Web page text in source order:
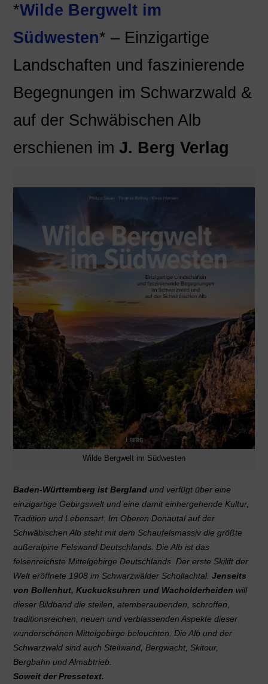
*Wilde Bergwelt im
Südwesten* – Einzigartige
Landschaften und faszinierende
Begegnungen im Schwarzwald &
auf der Schwäbischen Alb
erschienen im J. Berg Verlag
Wilde Bergwelt im Südwesten
Baden-Württemberg ist Berglandund verfügt über eine
einzigartige Gebirgswelt und eine damit einhergehende Kultur,
Tradition und Lebensart. Im Oberen Donautal auf der
Schwäbischen Alb steht mit dem Schaufelsmassiv die größte
außeralpine Felswand Deutschlands. Die Alb ist das
felsenreichste Mittelgebirge Deutschlands. Der erste Skilift der
Welt eröffnete 1908 im Schwarzwälder Schollachtal. Jenseits
von Bollenhut, Kuckucksuhren und Wacholderheiden will
dieser Bildband die steilen, atemberaubenden, schroffen,
traditionsreichen, neuen und verblassenden Aspekte dieser
wunderschönen Mittelgebirge beleuchten. Die Alb und der
Schwarzwald sind auch Steilwand, Bergwacht, Skitour,
Bergbahn und Almabtrieb.
Soweit der Pressetext.